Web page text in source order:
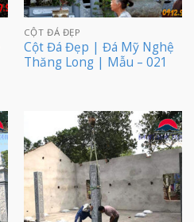
CỘT ĐÁ ĐẸP
Cột Đá Đẹp | Đá Mỹ Nghệ
Thăng Long | Mẫu – 021